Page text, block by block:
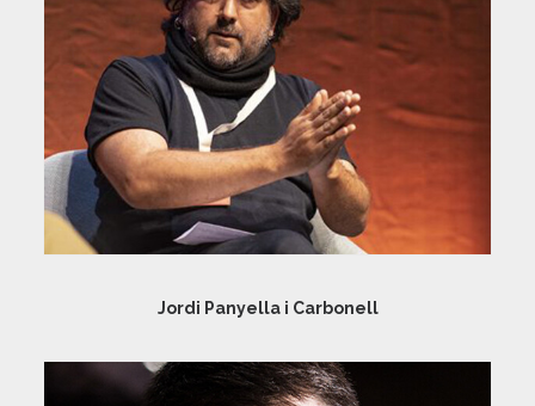
Jordi Panyella i Carbonell